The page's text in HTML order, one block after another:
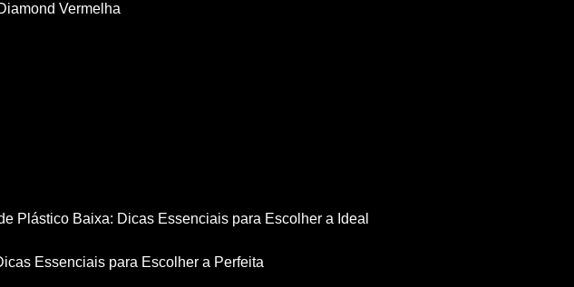
Vermelha
de Plástico Baixa: Dicas Essenciais para Escolher a Ideal
Essenciais para Escolher a Perfeita